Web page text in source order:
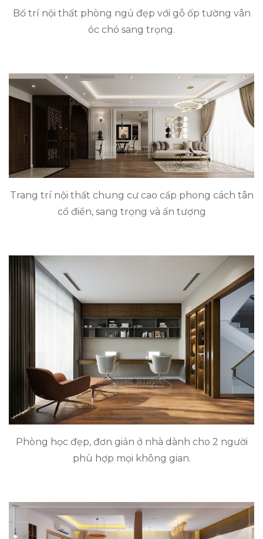
Bố trí nội thất phòng ngủ đẹp với gỗ ốp tường vân
óc chó sang trọng.
Trang trí nội thất chung cư cao cấp phong cách tân
cổ điển, sang trọng và ấn tượng
Phòng học đẹp, đơn giản ở nhà dành cho 2 người
phù hợp mọi không gian.